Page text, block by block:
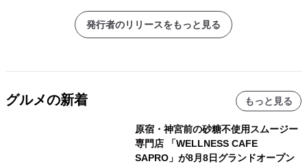
発行者のリリースをもっと見る
グルメの新着 もっと見る
原宿・神宮前の砂糖不使用スムージー
専門店 「WELLNESS CAFE
SAPRO」が8月8日グランドオープン